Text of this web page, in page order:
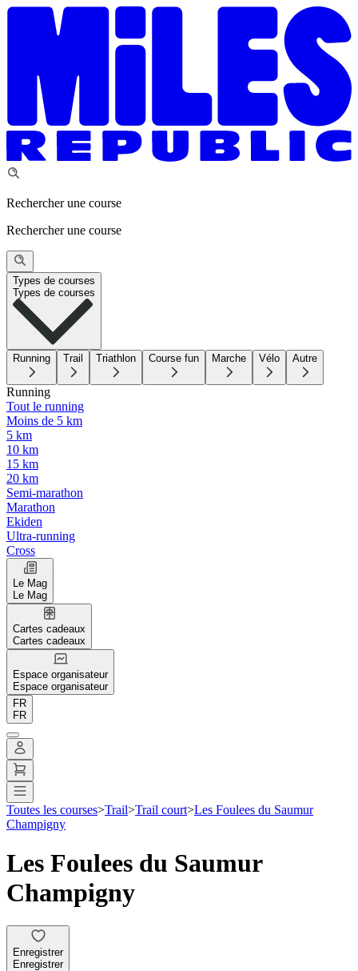
Rechercher une course
Rechercher une course
Types de courses
Types de courses
Running Trail Triathlon Course fun Marche Vélo Autre
Running
Tout le running
Moins de 5 km
5 km
10 km
15 km
20 km
Semi-marathon
Marathon
Ekiden
Ultra-running
Cross
Le Mag
Le Mag
Cartes cadeaux
Cartes cadeaux
Espace organisateur
Espace organisateur
FR
FR
Toutes les courses>Trail>Trail court>Les Foulees du Saumur
Champigny
Les Foulees du Saumur
Champigny
Enregistrer
Enregistrer